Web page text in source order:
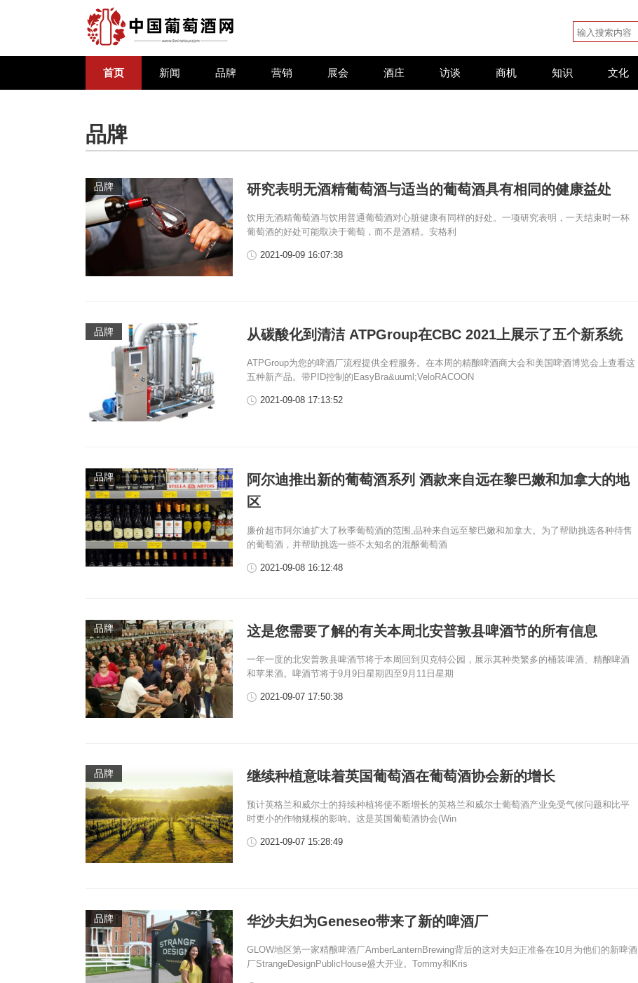
首页 新闻 品牌 营销 展会 酒庄 访谈 商机 知识 文化
品牌
品牌 研究表明无酒精葡萄酒与适当的葡萄酒具有相同的健康益处
饮用无酒精葡萄酒与饮用普通葡萄酒对心脏健康有同样的好处。一项研究表明，一天结束时一杯
葡萄酒的好处可能取决于葡萄，而不是酒精。安格利
2021-09-09 16:07:38
品牌 从碳酸化到清洁 ATPGroup在CBC 2021上展示了五个新系统
ATPGroup为您的啤酒厂流程提供全程服务。在本周的精酿啤酒商大会和美国啤酒博览会上查看这
五种新产品。带PID控制的EasyBra&uuml;VeloRACOON
2021-09-08 17:13:52
品牌
阿尔迪推出新的葡萄酒系列 酒款来自远在黎巴嫩和加拿大的地
区
廉价超市阿尔迪扩大了秋季葡萄酒的范围,品种来自远至黎巴嫩和加拿大。为了帮助挑选各种待售
的葡萄酒，并帮助挑选一些不太知名的混酿葡萄酒
2021-09-08 16:12:48
品牌 这是您需要了解的有关本周北安普敦县啤酒节的所有信息
一年一度的北安普敦县啤酒节将于本周回到贝克特公园，展示其种类繁多的桶装啤酒、精酿啤酒
和苹果酒。啤酒节将于9月9日星期四至9月11日星期
2021-09-07 17:50:38
品牌 继续种植意味着英国葡萄酒在葡萄酒协会新的增长
预计英格兰和威尔士的持续种植将使不断增长的英格兰和威尔士葡萄酒产业免受气候问题和比平
时更小的作物规模的影响。这是英国葡萄酒协会(Win
2021-09-07 15:28:49
品牌 华沙夫妇为Geneseo带来了新的啤酒厂
GLOW地区第一家精酿啤酒厂AmberLanternBrewing背后的这对夫妇正准备在10月为他们的新啤酒
厂StrangeDesignPublicHouse盛大开业。Tommy和Kris